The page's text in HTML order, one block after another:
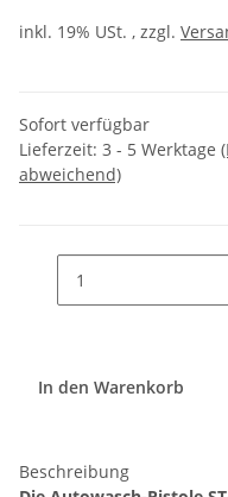
inkl. 19% USt. , zzgl.
Sofort verfügbar
Lieferzeit: 3 - 5 Werktage
abweichend)
In den Warenkorb
Beschreibung